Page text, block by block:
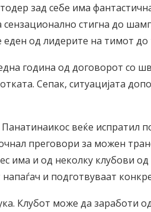
зад себе има
стигна до
од лидерите на тимот до
година од договорот со
Сепак, ситуацијата
веќе испратил
преговори за можен
има и од неколку клубови
и подготвуваат
Клубот може да заработи